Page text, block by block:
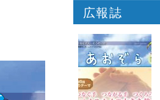
広報誌